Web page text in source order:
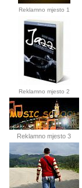
Reklamno mjesto 1
Reklamno mjesto 2
Reklamno mjesto 3